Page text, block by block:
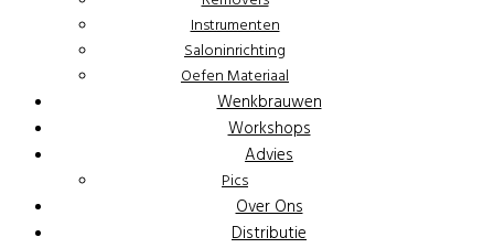
Instrumenten
Saloninrichting
Oefen Materiaal
Wenkbrauwen
Workshops
Advies
Pics
Over Ons
Distributie